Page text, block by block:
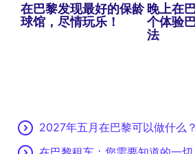
在巴黎发现最好的保龄
球馆，尽情玩乐！
晚上在
个体验
法
2027年五月在巴黎可以做什么？